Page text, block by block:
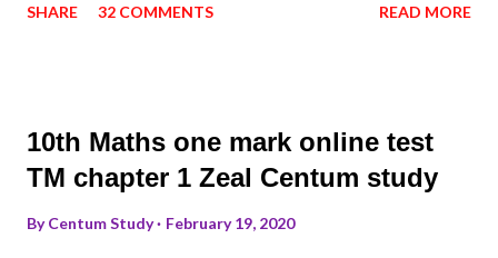
SHARE 32 COMMENTS READ MORE
10th Maths one mark online test
TM chapter 1 Zeal Centum study
ByCentum Study February 19, 2020